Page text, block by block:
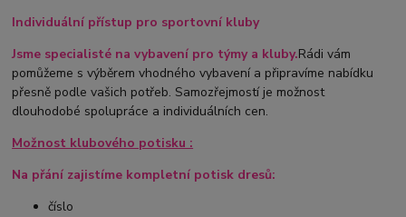
Individuální přístup pro sportovní kluby
Jsme specialisté na vybavení pro týmy a kluby.Rádi vám
pomůžeme s výběrem vhodného vybavení a připravíme nabídku
přesně podle vašich potřeb. Samozřejmostí je možnost
dlouhodobé spolupráce a individuálních cen.
Možnost klubového potisku :
Na přání zajistíme kompletní potisk dresů:
číslo